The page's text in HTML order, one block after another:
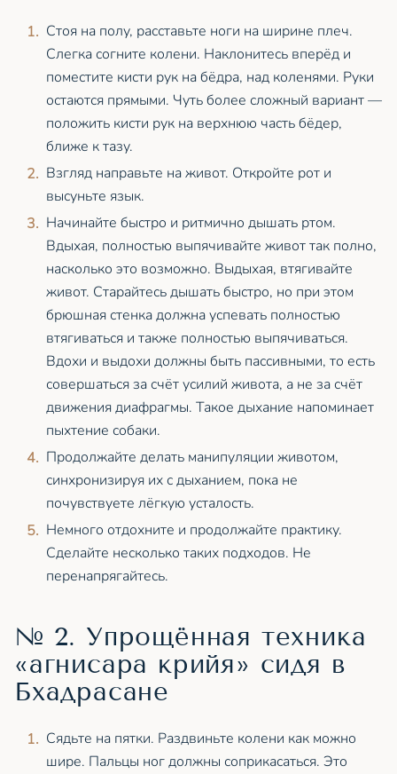
Стоя на полу, расставьте ноги на ширине плеч.
Слегка согните колени. Наклонитесь вперёд и
поместите кисти рук на бёдра, над коленями. Руки
остаются прямыми. Чуть более сложный вариант —
положить кисти рук на верхнюю часть бёдер,
ближе к тазу.
Взгляд направьте на живот. Откройте рот и
высуньте язык.
Начинайте быстро и ритмично дышать ртом.
Вдыхая, полностью выпячивайте живот так полно,
насколько это возможно. Выдыхая, втягивайте
живот. Старайтесь дышать быстро, но при этом
брюшная стенка должна успевать полностью
втягиваться и также полностью выпячиваться.
Вдохи и выдохи должны быть пассивными, то есть
совершаться за счёт усилий живота, а не за счёт
движения диафрагмы. Такое дыхание напоминает
пыхтение собаки.
Продолжайте делать манипуляции животом,
синхронизируя их с дыханием, пока не
почувствуете лёгкую усталость.
Немного отдохните и продолжайте практику.
Сделайте несколько таких подходов. Не
перенапрягайтесь.
№ 2. Упрощённая техника
«агнисара крийя» сидя в
Бхадрасане
Сядьте на пятки. Раздвиньте колени как можно
шире. Пальцы ног должны соприкасаться. Это